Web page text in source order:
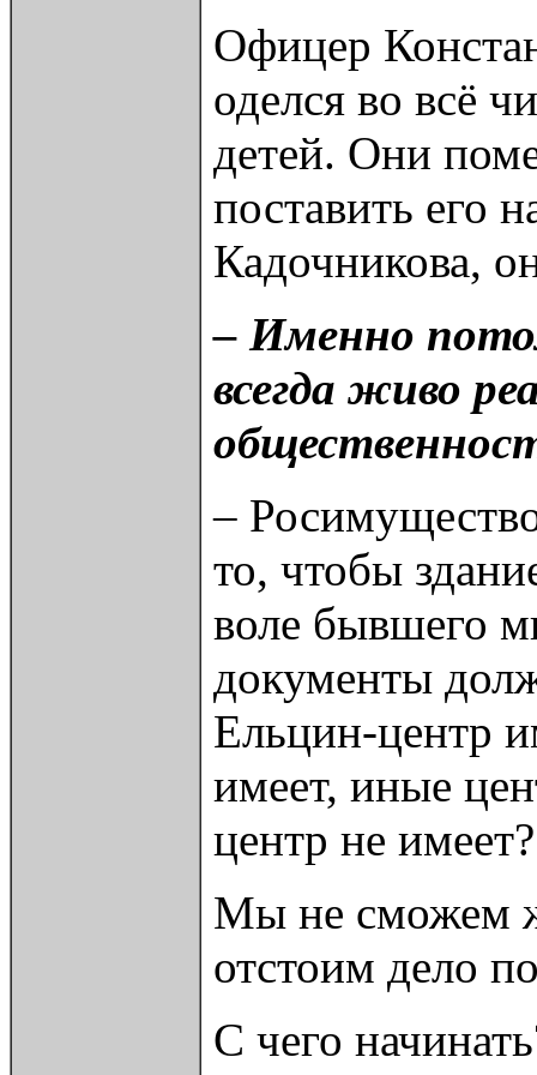
Офицер
оделся во всё
детей. Они
поставить его
Кадочникова,
– Именно
всегда живо
–
то, чтобы
воле бывшего
документы
Ельцин-центр
имеет, иные
центр не имеет?
Мы не сможем
отстоим дело
С чего